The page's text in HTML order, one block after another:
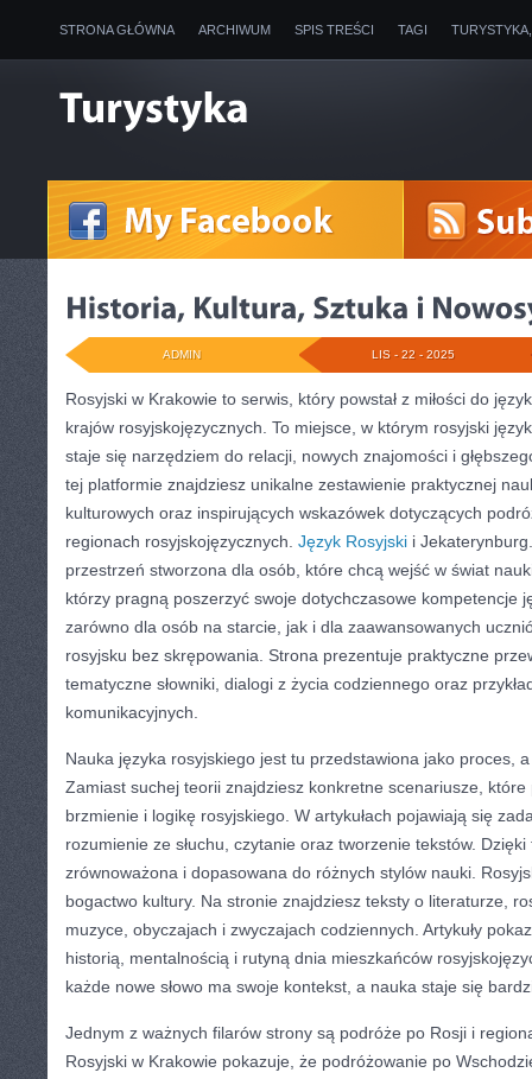
STRONA GŁÓWNA ARCHIWUM SPIS TREŚCI TAGI
LIS - 22 - 2025
ADMIN
Rosyjski w Krakowie to serwis, który powstał z miłości do
krajów rosyjskojęzycznych. To miejsce, w którym rosyjski
staje się narzędziem do relacji, nowych znajomości i
tej platformie znajdziesz unikalne zestawienie praktycznej
kulturowych oraz inspirujących wskazówek dotyczących
regionach rosyjskojęzycznych. Język Rosyjski i
przestrzeń stworzona dla osób, które chcą wejść w świat
którzy pragną poszerzyć swoje dotychczasowe kompetencje
zarówno dla osób na starcie, jak i dla zaawansowanych
rosyjsku bez skrępowania. Strona prezentuje praktyczne
tematyczne słowniki, dialogi z życia codziennego oraz
komunikacyjnych.
Nauka języka rosyjskiego jest tu przedstawiona jako proces,
Zamiast suchej teorii znajdziesz konkretne scenariusze,
brzmienie i logikę rosyjskiego. W artykułach pojawiają się
rozumienie ze słuchu, czytanie oraz tworzenie tekstów.
zrównoważona i dopasowana do różnych stylów nauki.
bogactwo kultury. Na stronie znajdziesz teksty o literaturze,
muzyce, obyczajach i zwyczajach codziennych. Artykuły
historią, mentalnością i rutyną dnia mieszkańców
każde nowe słowo ma swoje kontekst, a nauka staje się
Jednym z ważnych filarów strony są podróże po Rosji i
Rosyjski w Krakowie pokazuje, że podróżowanie po